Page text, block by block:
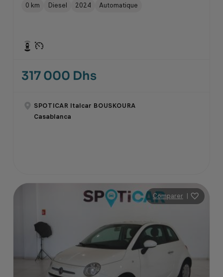
0 km Diesel 2024 Automatique
317 000 Dhs
SPOTICAR Italcar BOUSKOURA
Casablanca
Comparer |